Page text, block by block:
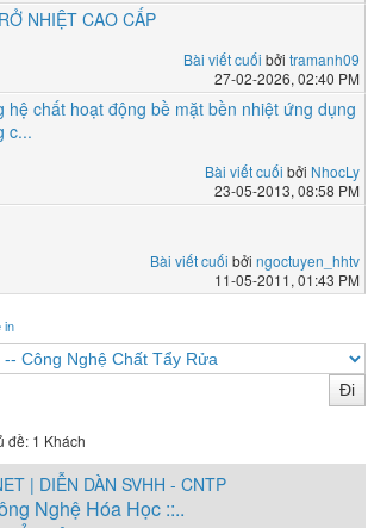
NHIỆT CAO CẤP
Bài viết cuối bởi tramanh09
27-02-2026, 02:40 PM
hệ chất hoạt động bề mặt bền nhiệt ứng dụng
c...
Bài viết cuối bởi NhocLy
23-05-2013, 08:58 PM
Bài viết cuối bởi ngoctuyen_hhtv
11-05-2011, 01:43 PM
in
đề: 1 Khách
| DIỄN DÀN SVHH - CNTP
Nghệ Hóa Học ::..